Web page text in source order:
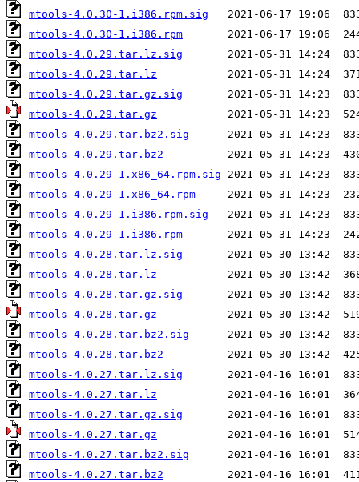
mtools-4.0.30-1.i386.rpm.sig
mtools-4.0.30-1.i386.rpm
mtools-4.0.29.tar.lz.sig
mtools-4.0.29.tar.lz
mtools-4.0.29.tar.gz.sig
mtools-4.0.29.tar.gz
mtools-4.0.29.tar.bz2.sig
mtools-4.0.29.tar.bz2
mtools-4.0.29-1.x86_64.rpm.sig
mtools-4.0.29-1.x86_64.rpm
mtools-4.0.29-1.i386.rpm.sig
mtools-4.0.29-1.i386.rpm
mtools-4.0.28.tar.lz.sig
mtools-4.0.28.tar.lz
mtools-4.0.28.tar.gz.sig
mtools-4.0.28.tar.gz
mtools-4.0.28.tar.bz2.sig
mtools-4.0.28.tar.bz2
mtools-4.0.27.tar.lz.sig
mtools-4.0.27.tar.lz
mtools-4.0.27.tar.gz.sig
mtools-4.0.27.tar.gz
mtools-4.0.27.tar.bz2.sig
mtools-4.0.27.tar.bz2